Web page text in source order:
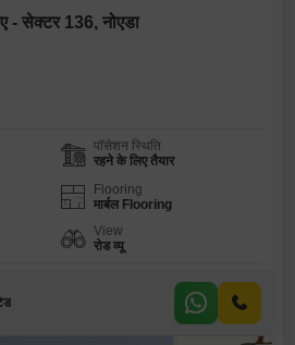
- सेक्टर 136, नोएडा
पॉसेशन स्थिति
रहने के लिए तैयार
Flooring
मार्बल Flooring
View
रोड व्यू